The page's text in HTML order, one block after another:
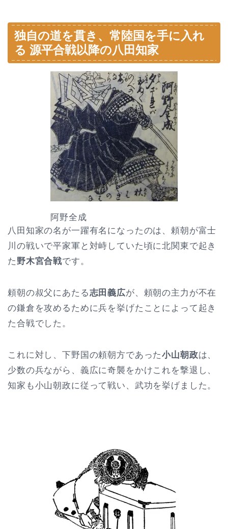
独自の道を貫き、常陸国を手に入れ
る 源平合戦以降の八田知家
阿野全成
八田知家の名が一躍有名になったのは、頼朝が富士
川の戦いで平家軍と対峙していた頃に北関東で起き
た野木宮合戦です。
頼朝の叔父にあたる志田義広が、頼朝の主力が不在
の鎌倉を攻めるために兵を挙げたことによって起き
た合戦でした。
これに対し、下野国の頼朝方であった小山朝政は、
少数の兵ながら、義広に奇襲をかけこれを撃退し、
知家も小山朝政に従って戦い、武功を挙げました。